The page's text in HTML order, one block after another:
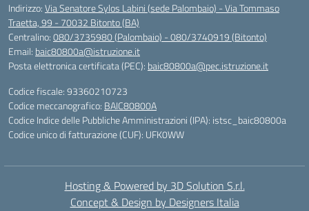
Indirizzo:Via Senatore Sylos Labini (sede Palombaio) - Via Tommaso
Traetta, 99 - 70032 Bitonto (BA)
Centralino:080/3735980 (Palombaio) - 080/3740919 (Bitonto)
Email: baic80800a@istruzione.it
Posta elettronica certificata (PEC): baic80800a@pec.istruzione.it
Codice fiscale: 93360210723
Codice meccanografico: BAIC80800A
Codice Indice delle Pubbliche Amministrazioni (IPA): istsc_baic80800a
Codice unico di fatturazione (CUF): UFK0WW
Hosting & Powered by 3D Solution S.r.l.
Concept & Design by Designers Italia